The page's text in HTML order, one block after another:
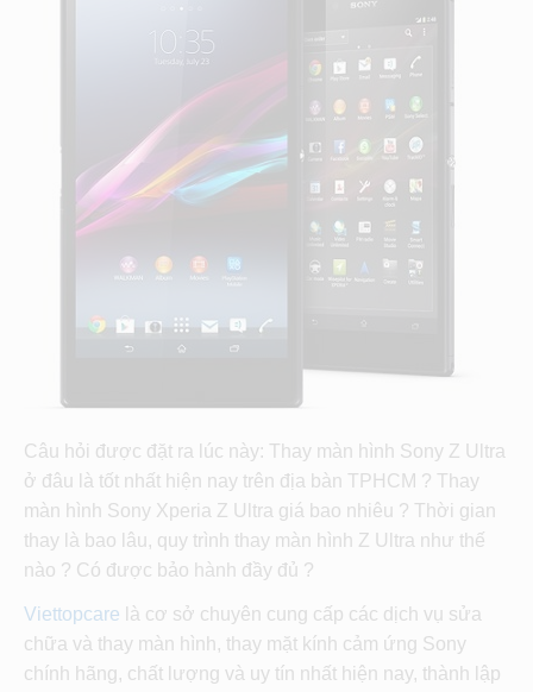
Câu hỏi được đặt ra lúc này: Thay màn hình Sony Z Ultra
ở đâu là tốt nhất hiện nay trên địa bàn TPHCM ? Thay
màn hình Sony Xperia Z Ultra giá bao nhiêu ? Thời gian
thay là bao lâu, quy trình thay màn hình Z Ultra như thế
nào ? Có được bảo hành đầy đủ ?
Viettopcare là cơ sở chuyên cung cấp các dịch vụ sửa
chữa và thay màn hình, thay mặt kính cảm ứng Sony
chính hãng, chất lượng và uy tín nhất hiện nay, thành lập